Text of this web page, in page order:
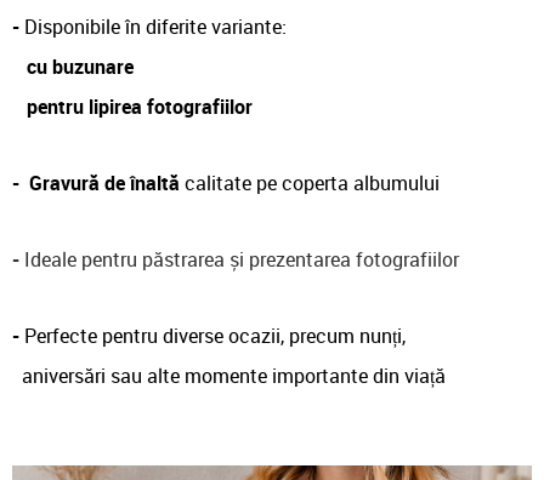
- Disponibile în diferite variante:
cu buzunare
pentru lipirea fotografiilor
- Gravură de înaltă calitate pe coperta albumului
- Ideale pentru păstrarea și prezentarea fotografiilor
- Perfecte pentru diverse ocazii, precum nunți,
aniversări sau alte momente importante din viață